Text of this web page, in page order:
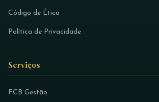
Código de Ética
Política de Privacidade
Serviços
FCB Gestão